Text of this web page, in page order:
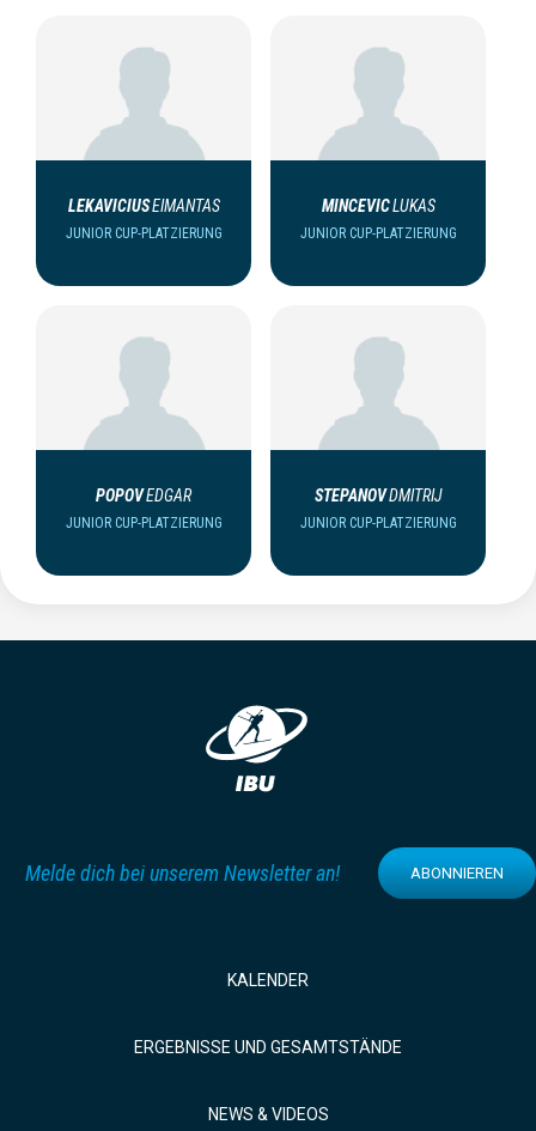
LEKAVICIUSEIMANTAS
JUNIOR CUP-PLATZIERUNG
MINCEVICLUKAS
JUNIOR CUP-PLATZIERUNG
POPOVEDGAR
JUNIOR CUP-PLATZIERUNG
STEPANOVDMITRIJ
JUNIOR CUP-PLATZIERUNG
Melde dich bei unserem Newsletter an! ABONNIEREN
KALENDER
ERGEBNISSE UND GESAMTSTÄNDE
NEWS & VIDEOS